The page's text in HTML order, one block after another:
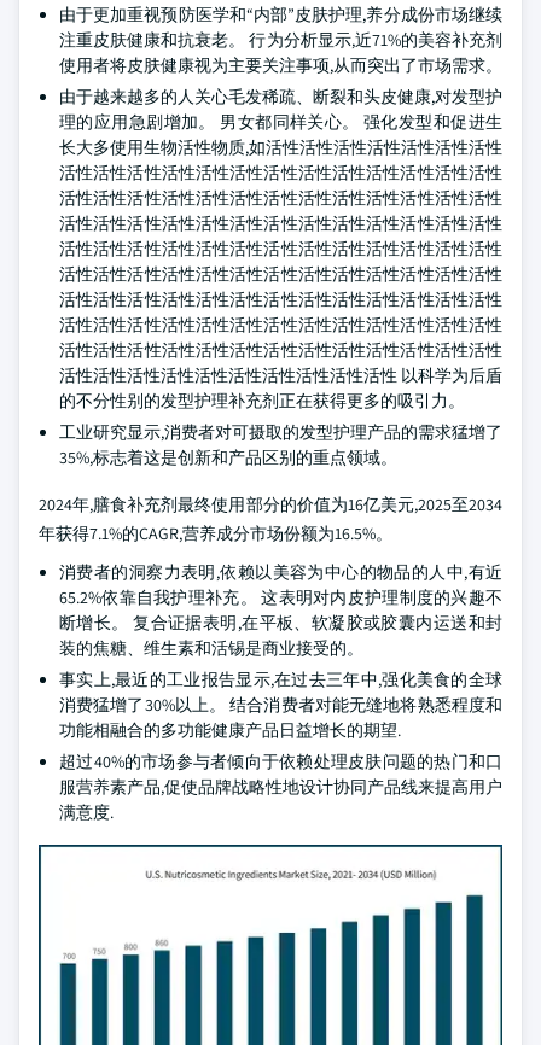
由于更加重视预防医学和“内部”皮肤护理,养分成份市场继续
注重皮肤健康和抗衰老。 行为分析显示,近71%的美容补充剂
使用者将皮肤健康视为主要关注事项,从而突出了市场需求。
由于越来越多的人关心毛发稀疏、断裂和头皮健康,对发型护
理的应用急剧增加。 男女都同样关心。 强化发型和促进生
长大多使用生物活性物质,如活性活性活性活性活性活性活性
活性活性活性活性活性活性活性活性活性活性活性活性活性
活性活性活性活性活性活性活性活性活性活性活性活性活性
活性活性活性活性活性活性活性活性活性活性活性活性活性
活性活性活性活性活性活性活性活性活性活性活性活性活性
活性活性活性活性活性活性活性活性活性活性活性活性活性
活性活性活性活性活性活性活性活性活性活性活性活性活性
活性活性活性活性活性活性活性活性活性活性活性活性活性
活性活性活性活性活性活性活性活性活性活性活性活性活性
活性活性活性活性活性活性活性活性活性活性 以科学为后盾
的不分性别的发型护理补充剂正在获得更多的吸引力。
工业研究显示,消费者对可摄取的发型护理产品的需求猛增了
35%,标志着这是创新和产品区别的重点领域。
2024年,膳食补充剂最终使用部分的价值为16亿美元,2025至2034
年获得7.1%的CAGR,营养成分市场份额为16.5%。
消费者的洞察力表明,依赖以美容为中心的物品的人中,有近
65.2%依靠自我护理补充。 这表明对内皮护理制度的兴趣不
断增长。 复合证据表明,在平板、软凝胶或胶囊内运送和封
装的焦糖、维生素和活锡是商业接受的。
事实上,最近的工业报告显示,在过去三年中,强化美食的全球
消费猛增了30%以上。 结合消费者对能无缝地将熟悉程度和
功能相融合的多功能健康产品日益增长的期望.
超过40%的市场参与者倾向于依赖处理皮肤问题的热门和口
服营养素产品,促使品牌战略性地设计协同产品线来提高用户
满意度.